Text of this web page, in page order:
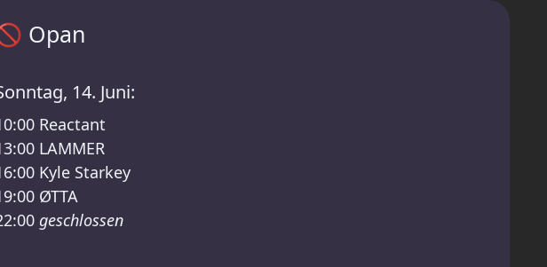
Zeitplan – GLITCH BERLIN /RSO Lineup
Opan
14. Juni:
Reactant
LAMMER
Kyle Starkey
ØTTA
geschlossen